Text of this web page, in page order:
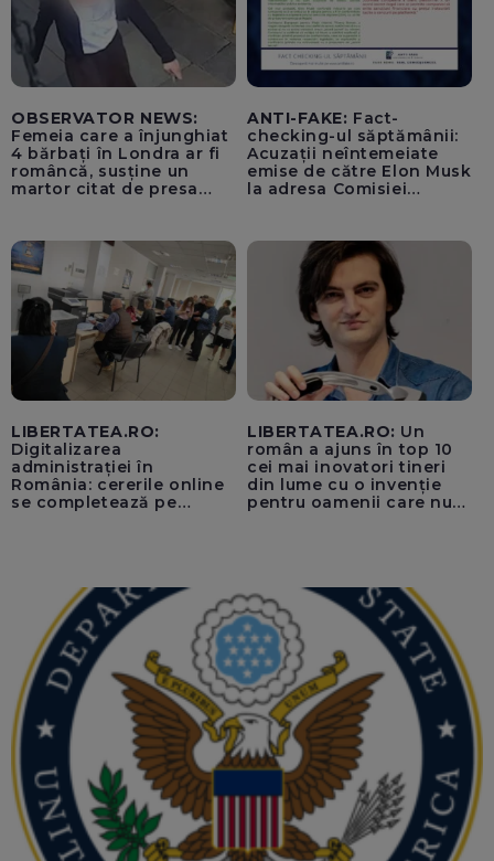
OBSERVATOR NEWS:
Femeia care a înjunghiat
4 bărbați în Londra ar fi
româncă, susține un
martor citat de presa
ANTI-FAKE: Fact-
checking-ul săptămânii:
Acuzații neîntemeiate
emise de către Elon Musk
la adresa Comisiei
pentru instaurarea
„cenzurii” pe platforma X
LIBERTATEA.RO:
Digitalizarea
administrației în
România: cererile online
se completează pe
LIBERTATEA.RO: Un
român a ajuns în top 10
cei mai inovatori tineri
din lume cu o invenție
pentru oamenii care nu